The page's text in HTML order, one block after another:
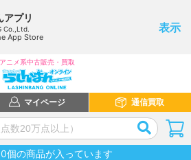
アプリ
Co.,Ltd.
App Store
表示
アニメ系中古販売・買取
マイページ 通信買取
0個の商品が入っています